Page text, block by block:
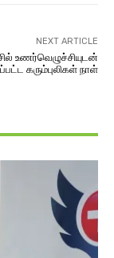
NEXT ARTICLE
உணர்வெழுச்சியுடன்
கரும்புலிகள் நாள்